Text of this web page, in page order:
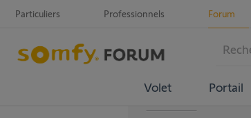
Particuliers Professionnels Forum
Volet Portail